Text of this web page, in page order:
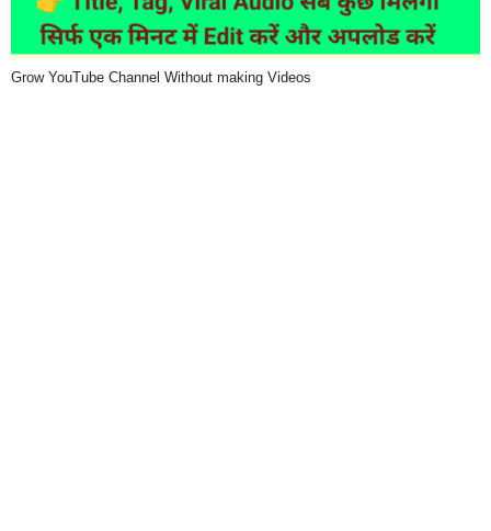
Grow YouTube Channel Without making Videos